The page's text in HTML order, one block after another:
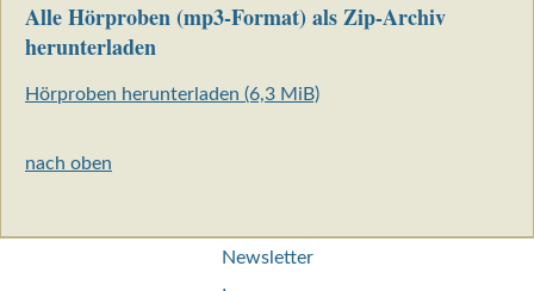
Alle Hörproben (mp3-Format) als Zip-Archiv
herunterladen
Hörproben herunterladen (6,3 MiB)
nach oben
Newsletter